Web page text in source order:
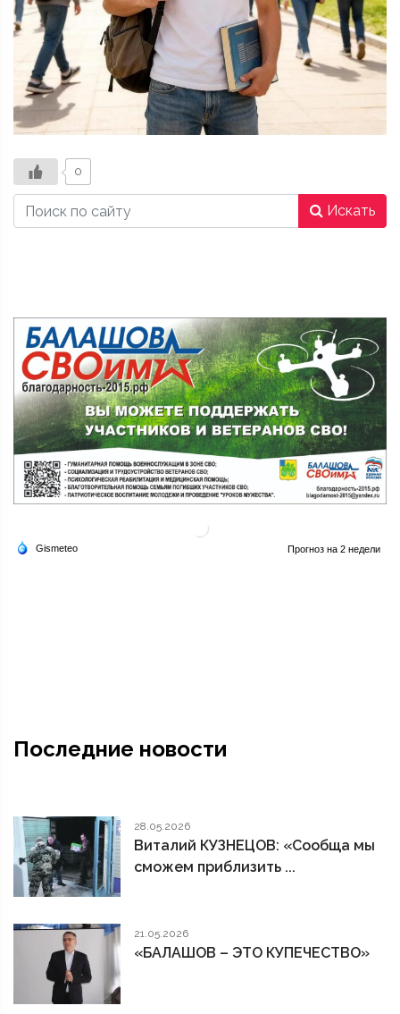
0
Искать
Последние новости
28.05.2026
Виталий КУЗНЕЦОВ: «Сообща мы
сможем приблизить ...
21.05.2026
«БАЛАШОВ – ЭТО КУПЕЧЕСТВО»